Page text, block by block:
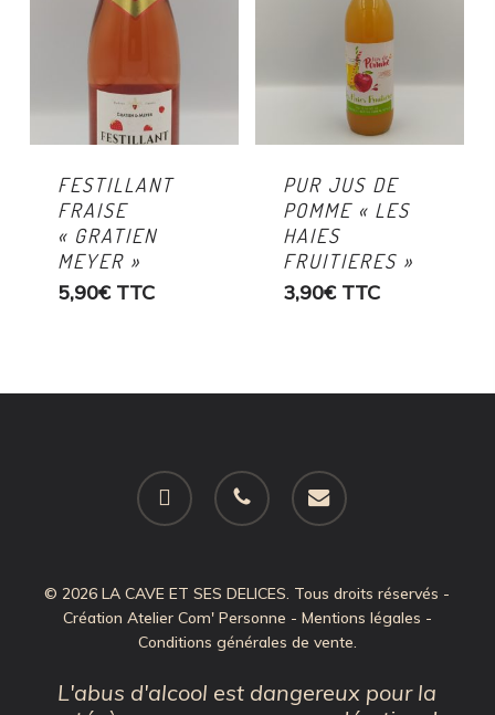
FESTILLANT
FRAISE
« GRATIEN
MEYER »
5,90€ TTC
PUR JUS DE
POMME « LES
HAIES
FRUITIERES »
3,90€ TTC
facebook phone email
© 2026 LA CAVE ET SES DELICES. Tous droits réservés -
Création Atelier Com' Personne - Mentions légales -
Conditions générales de vente.
L'abus d'alcool est dangereux pour la